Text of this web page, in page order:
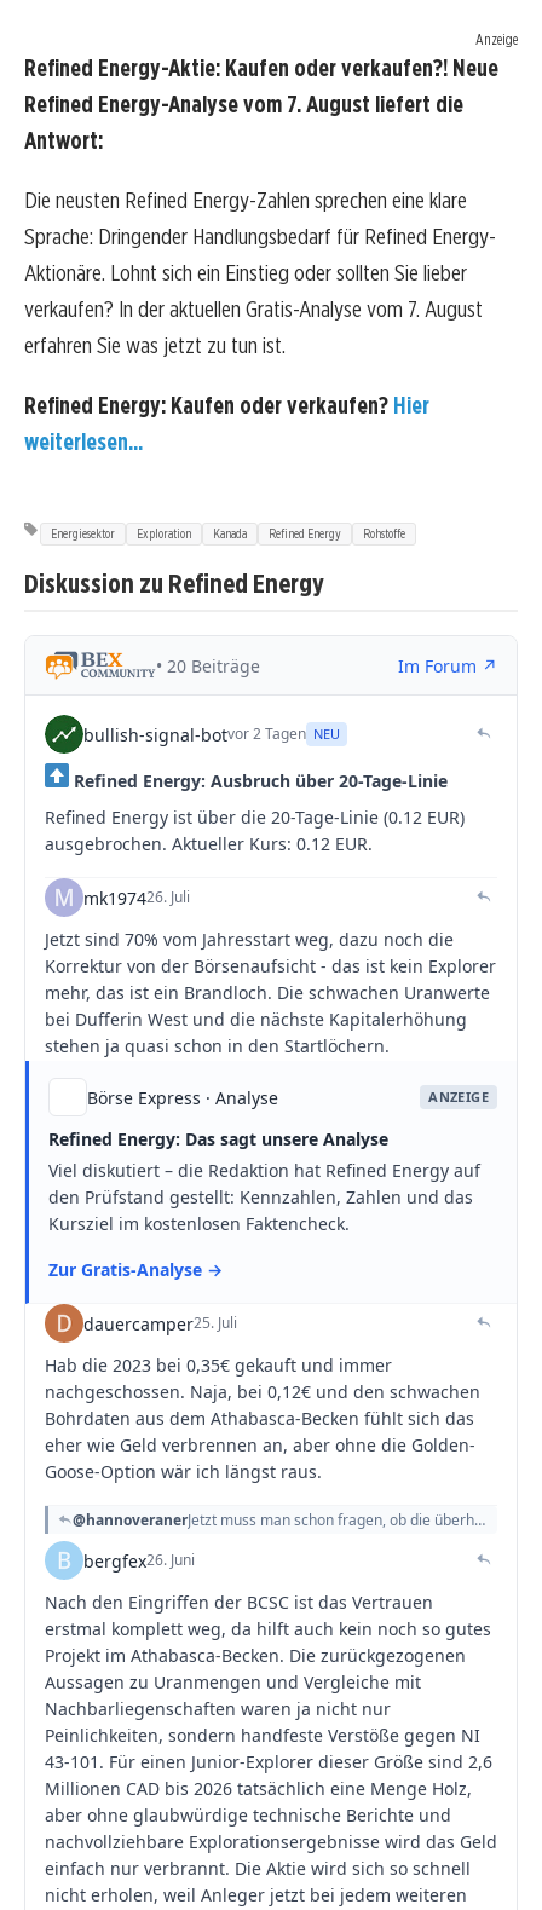
Anzeige
Refined Energy-Aktie: Kaufen oder verkaufen?! Neue
Refined Energy-Analyse vom 7. August liefert die
Antwort:
Die neusten Refined Energy-Zahlen sprechen eine klare
Sprache: Dringender Handlungsbedarf für Refined Energy-
Aktionäre. Lohnt sich ein Einstieg oder sollten Sie lieber
verkaufen? In der aktuellen Gratis-Analyse vom 7. August
erfahren Sie was jetzt zu tun ist.
Refined Energy: Kaufen oder verkaufen? Hier
weiterlesen...
Energiesektor Exploration Kanada Refined Energy Rohstoffe
Diskussion zu Refined Energy